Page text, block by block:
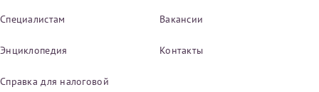
Специалистам Вакансии
Энциклопедия Контакты
Справка для налоговой